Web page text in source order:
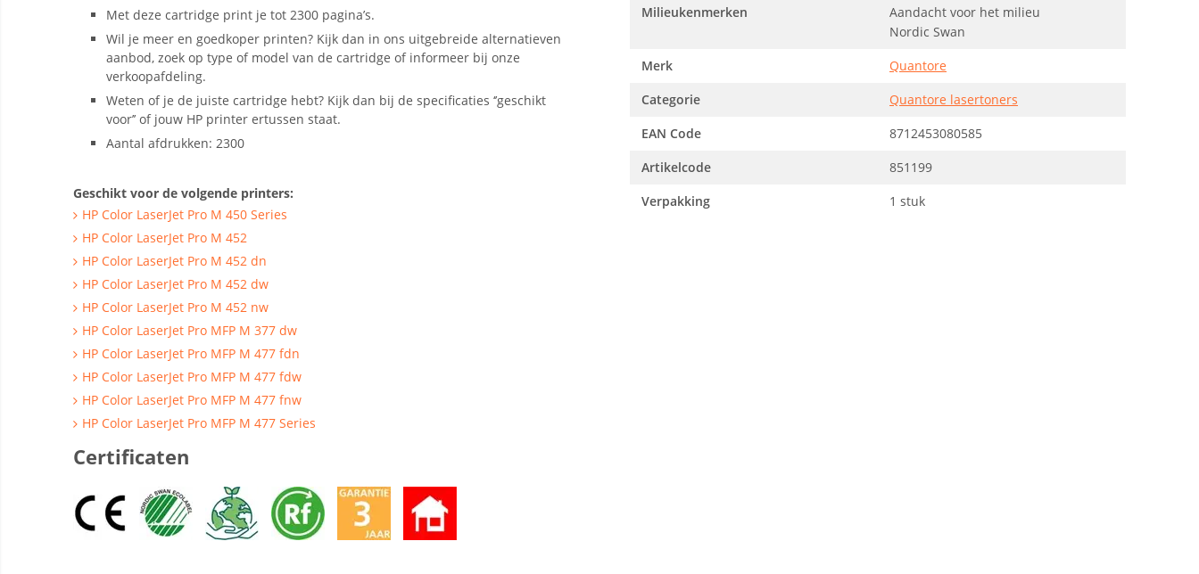
Met deze cartridge print je tot 2300 pagina’s.
Wil je meer en goedkoper printen? Kijk dan in ons uitgebreide alternatieven
aanbod, zoek op type of model van de cartridge of informeer bij onze
verkoopafdeling.
Weten of je de juiste cartridge hebt? Kijk dan bij de specificaties ‘’geschikt
voor’’ of jouw HP printer ertussen staat.
Aantal afdrukken: 2300
Geschikt voor de volgende printers:
HP Color LaserJet Pro M 450 Series
HP Color LaserJet Pro M 452
HP Color LaserJet Pro M 452 dn
HP Color LaserJet Pro M 452 dw
HP Color LaserJet Pro M 452 nw
HP Color LaserJet Pro MFP M 377 dw
HP Color LaserJet Pro MFP M 477 fdn
HP Color LaserJet Pro MFP M 477 fdw
HP Color LaserJet Pro MFP M 477 fnw
HP Color LaserJet Pro MFP M 477 Series
Certificaten
Milieukenmerken
Aandacht voor het milieu
Nordic Swan
Merk
Quantore
Categorie
Quantore lasertoners
EAN Code
8712453080585
Artikelcode
851199
Verpakking
1 stuk